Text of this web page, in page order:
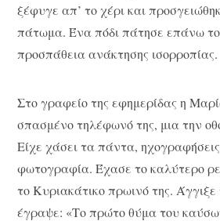
ξέφυγε απ’ το χέρι και
πάτωμα. Ένα πόδι πάτησε επάνω
προσπάθεια ανάκτησης ισορροπίας.
Στο γραφείο της εφημερίδας η
σπασμένο τηλέφωνό της, μια την
Είχε χάσει τα πάντα,
φωτογραφία. Έχασε το καλύτερο
το Κυριακάτικο πρωινό της.
έγραψε: «Το πρώτο θύμα του